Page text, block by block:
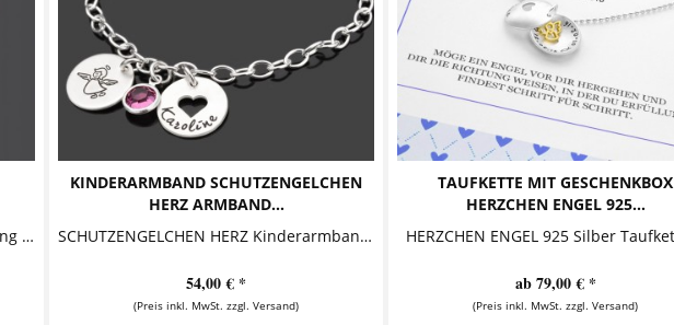
GESEGNET LIEBE Taufkette mit Taufring 925 Silber Diese entzückende Taufkette mit Gravur aus 925 Sterling Silber besteht aus einem...
KINDERARMBAND SCHUTZENGELCHEN
HERZ ARMBAND...
SCHUTZENGELCHEN HERZ Kinderarmband mit Gravur Dieses süße Kinderarmband besteht aus zwei Anhängern, auf die ein Name und ein Schutzengelchen geprägt...
54,00 € *
(Preis inkl. MwSt. zzgl. Versand)
TAUFKETTE MIT GESCHENKBOX
HERZCHEN ENGEL 925...
ab 79,00 € *
(Preis inkl. MwSt. zzgl. Versand)